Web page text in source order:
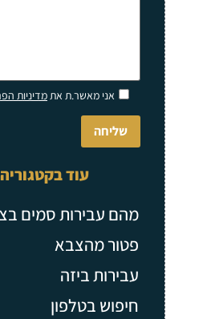
Please
leave
this
field
empty.
אני מאשר.ת את מדיניות
עוד בקטגוריה
מהם עבירות סמים
פטור מהצבא
עבירות ביזה
חיפוש בטלפון